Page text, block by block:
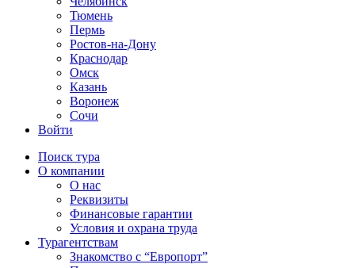
Тюмень
Пермь
Ростов-на-Дону
Краснодар
Омск
Казань
Воронеж
Сочи
Войти
Поиск тура
О компании
О нас
Реквизиты
Финансовые гарантии
Условия и охрана труда
Турагентствам
Знакомство с “Европорт”